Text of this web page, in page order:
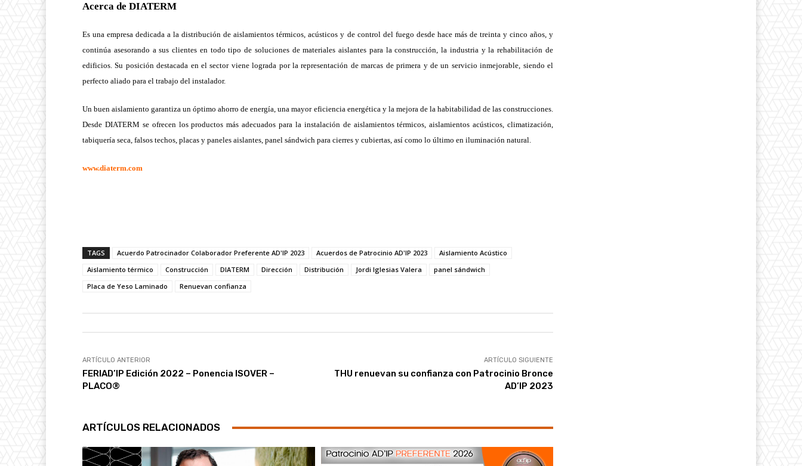
Acerca de DIATERM
Es una empresa dedicada a la distribución de aislamientos térmicos, acústicos y de control del fuego desde hace más de treinta y cinco años, y
continúa asesorando a sus clientes en todo tipo de soluciones de materiales aislantes para la construcción, la industria y la rehabilitación de
edificios. Su posición destacada en el sector viene lograda por la representación de marcas de primera y de un servicio inmejorable, siendo el
perfecto aliado para el trabajo del instalador.
Un buen aislamiento garantiza un óptimo ahorro de energía, una mayor eficiencia energética y la mejora de la habitabilidad de las construcciones.
Desde DIATERM se ofrecen los productos más adecuados para la instalación de aislamientos térmicos, aislamientos acústicos, climatización,
tabiquería seca, falsos techos, placas y paneles aislantes, panel sándwich para cierres y cubiertas, así como lo último en iluminación natural.
www.diaterm.com
TAGS Acuerdo Patrocinador Colaborador Preferente AD'IP 2023 Acuerdos de Patrocinio AD'IP 2023
Aislamiento Acústico
Aislamiento térmico
Construcción DIATERM Dirección Distribución Jordi Iglesias Valera
panel sándwich
Placa de Yeso Laminado
Renuevan confianza
ARTÍCULO ANTERIOR
FERIAD’IP Edición 2022 – Ponencia ISOVER –
PLACO®
ARTÍCULO SIGUIENTE
THU renuevan su confianza con Patrocinio Bronce
AD’IP 2023
ARTÍCULOS RELACIONADOS